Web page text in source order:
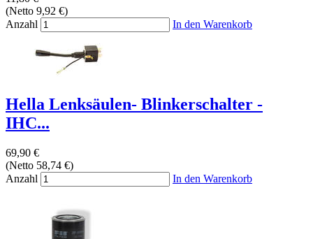
(Netto 9,92 €)
Anzahl
In den Warenkorb
Hella Lenksäulen- Blinkerschalter -
IHC...
69,90 €
(Netto 58,74 €)
Anzahl
In den Warenkorb